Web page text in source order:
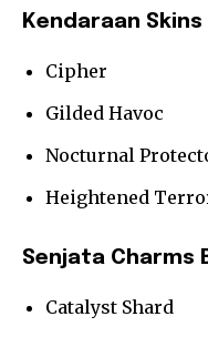
Kendaraan Skins
Cipher
Gilded Havoc
Nocturnal
Heightened
Senjata Charms
Catalyst Shard